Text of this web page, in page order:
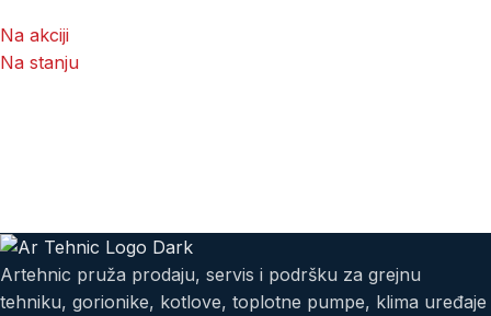
Na akciji
Na stanju
Artehnic pruža prodaju, servis i podršku za grejnu
tehniku, gorionike, kotlove, toplotne pumpe, klima uređaje